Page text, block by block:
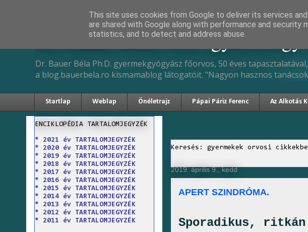
Dr. Bauer Béla Ph.D.
Dr. Bauer Béla Ph.D. gyermekgyógyász főorvos, 50 éves
a blog.bauerbela.ro kismamablog látogatóit. "Nagyon hasznos
Startlap Weblap Önéletrajz Pápai Páriz Ferenc Az Alkotás
Keresés: gyermekek orvosi
2019. április 9., kedd
APERT SZINDRÓMA.
Sporadikus,
ENCIKLOPÉDIA TARTALOMJEGYZÉK
* 2021 év TARTALOMJEGYZÉK
* 2020 év TARTALOMJEGYZÉK
* 2019 év TARTALOMJEGYZÉK
* 2018 év TARTALOMJEGYZÉK
* 2017 év TARTALOMJEGYZÉK
* 2016 év TARTALOMJEGYZÉK
* 2015 év TARTALOMJEGYZÉK
* 2014 év TARTALOMJEGYZÉK
* 2013 év TARTALOMJEGYZÉK
* 2012 év TARTALOMJEGYZÉK
* 2011 év TARTALOMJEGYZÉK
This site uses cookies from Google to deliver its services
are shared with Google along with performance and
statistics, and to detect and address abuse.